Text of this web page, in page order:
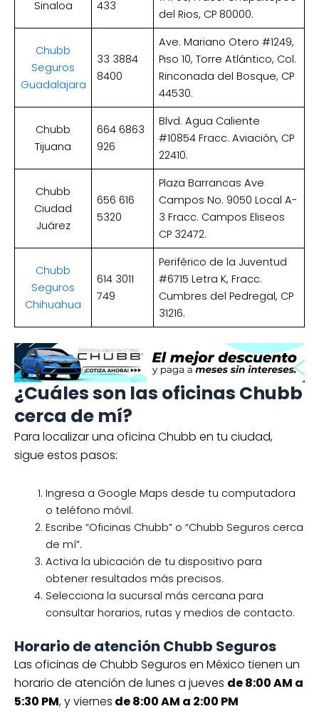
Sinaloa 433
del Rios, CP 80000.
Chubb
Seguros
Guadalajara
33 3884
8400
Ave. Mariano Otero #1249,
Piso 10, Torre Atlántico, Col.
Rinconada del Bosque, CP
44530.
Chubb
Tijuana
664 6863
926
Blvd. Agua Caliente
#10854 Fracc. Aviación, CP
22410.
Chubb
Ciudad
Juárez
656 616
5320
Plaza Barrancas Ave
Campos No. 9050 Local A-
3 Fracc. Campos Eliseos
CP 32472.
Chubb
Seguros
Chihuahua
614 3011
749
Periférico de la Juventud
#6715 Letra K, Fracc.
Cumbres del Pedregal, CP
31216.
¿Cuáles son las oficinas Chubb
cerca de mí?
Para localizar una oficina Chubb en tu ciudad,
sigue estos pasos:
Ingresa a Google Maps desde tu computadora
o teléfono móvil.
Escribe “Oficinas Chubb” o “Chubb Seguros cerca
de mí”.
Activa la ubicación de tu dispositivo para
obtener resultados más precisos.
Selecciona la sucursal más cercana para
consultar horarios, rutas y medios de contacto.
Horario de atención Chubb Seguros
Las oficinas de Chubb Seguros en México tienen un
horario de atención de lunes a jueves de 8:00 AM a
5:30 PM, y viernes de 8:00 AM a 2:00 PM